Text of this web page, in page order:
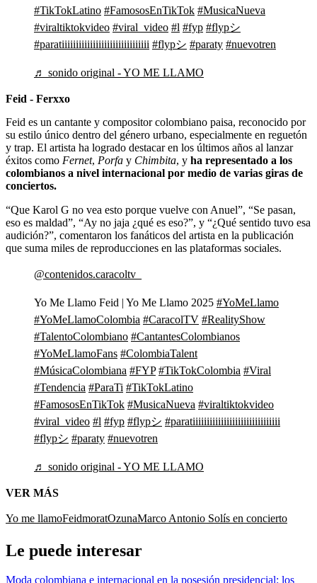
#TikTokLatino #FamososEnTikTok #MusicaNueva
#viraltiktokvideo #viral_video #l #fyp #flypシ
#paratiiiiiiiiiiiiiiiiiiiiiiiiiiiiiii #flypシ #paraty #nuevotren
♬ sonido original - YO ME LLAMO
Feid - Ferxxo
Feid es un cantante y compositor colombiano paisa, reconocido por
su estilo único dentro del género urbano, especialmente en reguetón
y trap. El artista ha logrado destacar en los últimos años al lanzar
éxitos como Fernet, Porfa y Chimbita, y ha representado a los
colombianos a nivel internacional por medio de varias giras de
conciertos.
“Que Karol G no vea esto porque vuelve con Anuel”, “Se pasan,
eso es maldad”, “Ay no jaja ¿qué es eso?”, y “¿Qué sentido tuvo esa
audición?”, comentaron los fanáticos del artista en la publicación
que suma miles de reproducciones en las plataformas sociales.
@contenidos.caracoltv_
Yo Me Llamo Feid | Yo Me Llamo 2025 #YoMeLlamo
#YoMeLlamoColombia #CaracolTV #RealityShow
#TalentoColombiano #CantantesColombianos
#YoMeLlamoFans #ColombiaTalent
#MúsicaColombiana #FYP #TikTokColombia #Viral
#Tendencia #ParaTi #TikTokLatino
#FamososEnTikTok #MusicaNueva #viraltiktokvideo
#viral_video #l #fyp #flypシ #paratiiiiiiiiiiiiiiiiiiiiiiiiiiiiiii
#flypシ #paraty #nuevotren
♬ sonido original - YO ME LLAMO
VER MÁS
Yo me llamoFeidmoratOzunaMarco Antonio Solís en concierto
Le puede interesar
Moda colombiana e internacional en la posesión presidencial: los